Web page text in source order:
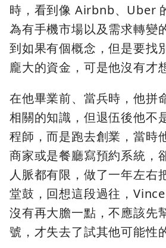
時，看到像 Airbnb、Uber
為有手機市場以及需求轉變
到如果有個概念，但是要找
龐大的資金，可是他沒有才
在他畢業前、當兵時，他拼
相關的知識，但退伍後他不
程師，而是跑去創業，當時
商家或是餐廳寫預約系統，
人脈都有限，做了一年左右
堂鼓，回想這段過往，
沒有再大膽一點，不應該先
號，才失去了試其他可能性